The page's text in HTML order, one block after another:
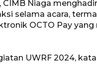
CIMB Niaga
selama acara,
OCTO Pay
UWRF 2024,